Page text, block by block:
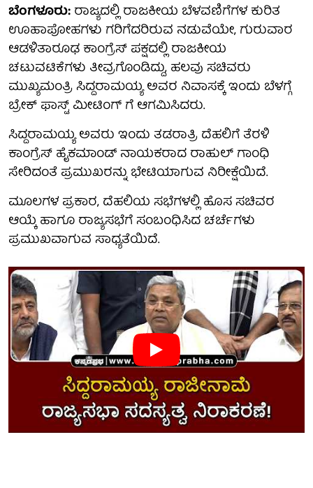
ಬೆಂಗಳೂರು:ರಾಜ್ಯದಲ್ಲಿ ರಾಜಕೀಯ ಬೆಳವಣಿಗೆಗಳ ಕುರಿತ
ಊಹಾಪೋಹಗಳು ಗರಿಗೆದರಿರುವ ನಡುವೆಯೇ, ಗುರುವಾರ
ಆಡಳಿತಾರೂಢ ಕಾಂಗ್ರೆಸ್ ಪಕ್ಷದಲ್ಲಿ ರಾಜಕೀಯ
ಚಟುವಟಿಕೆಗಳು ತೀವ್ರಗೊಂಡಿದ್ದು, ಹಲವು ಸಚಿವರು
ಮುಖ್ಯಮಂತ್ರಿ ಸಿದ್ದರಾಮಯ್ಯ ಅವರ ನಿವಾಸಕ್ಕೆ ಇಂದು ಬೆಳಗ್ಗೆ
ಬ್ರೇಕ್ ಫಾಸ್ಟ್ ಮೀಟಿಂಗ್ ಗೆ ಆಗಮಿಸಿದರು.
ಸಿದ್ದರಾಮಯ್ಯ ಅವರು ಇಂದು ತಡರಾತ್ರಿ ದೆಹಲಿಗೆ ತೆರಳಿ
ಕಾಂಗ್ರೆಸ್ ಹೈಕಮಾಂಡ್ ನಾಯಕರಾದ ರಾಹುಲ್ ಗಾಂಧಿ
ಸೇರಿದಂತೆ ಪ್ರಮುಖರನ್ನು ಭೇಟಿಯಾಗುವ ನಿರೀಕ್ಷೆಯಿದೆ.
ಮೂಲಗಳ ಪ್ರಕಾರ, ದೆಹಲಿಯ ಸಭೆಗಳಲ್ಲಿ ಹೊಸ ಸಚಿವರ
ಆಯ್ಕೆ ಹಾಗೂ ರಾಜ್ಯಸಭೆಗೆ ಸಂಬಂಧಿಸಿದ ಚರ್ಚೆಗಳು
ಪ್ರಮುಖವಾಗುವ ಸಾಧ್ಯತೆಯಿದೆ.